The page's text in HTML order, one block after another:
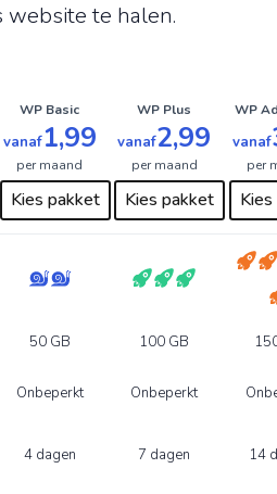
website te halen.
WP Basic
vanaf1,99
per maand
Kies pakket
WP Plus
vanaf2,99
per maand
Kies pakket
WP
vanaf
per
50 GB 100 GB
Onbeperkt Onbeperkt
4 dagen 7 dagen 14